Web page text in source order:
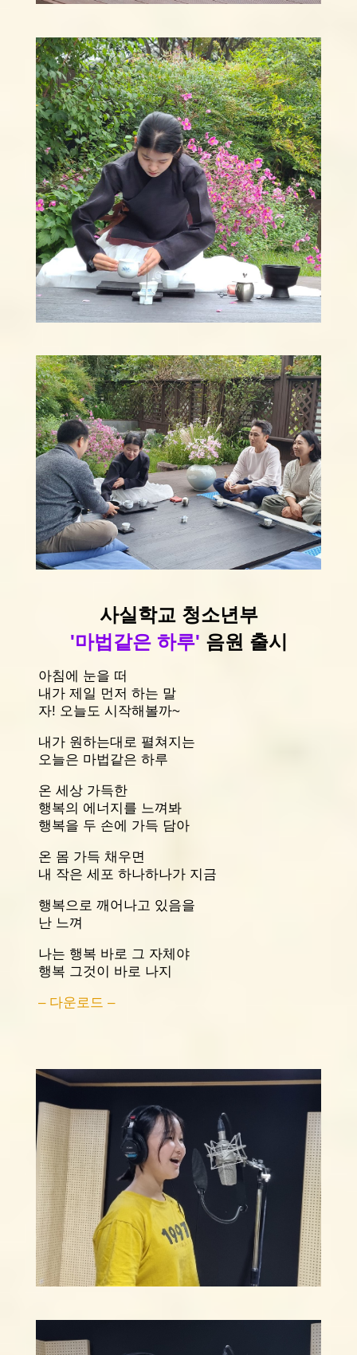
사실학교 청소년부
'마법같은 하루' 음원 출시
아침에 눈을 떠
내가 제일 먼저 하는 말
자! 오늘도 시작해볼까~
내가 원하는대로 펼쳐지는
오늘은 마법같은 하루
온 세상 가득한
행복의 에너지를 느껴봐
행복을 두 손에 가득 담아
온 몸 가득 채우면
내 작은 세포 하나하나가 지금
행복으로 깨어나고 있음을
난 느껴
나는 행복 바로 그 자체야
행복 그것이 바로 나지
– 다운로드 –